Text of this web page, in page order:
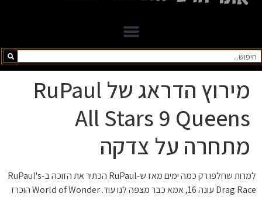
מירוץ הדראג של RuPaul
All Stars 9 Queens
מתחרה על צדקה
למרות שחלפו רק כמה ימים מאז ש-RuPaul הכתיר את הזוכה ב-RuPaul's
Drag Race עונה 16, אמא כבר מצפה לנו עוד. World of Wonder הוכרז